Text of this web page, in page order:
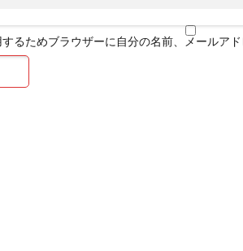
るためブラウザーに自分の名前、メールアド